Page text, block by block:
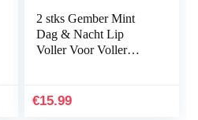
2 stks Gember Mint
Dag & Nacht Lip
Voller Voor Voller
Lippen Voller Voor…
€15.99